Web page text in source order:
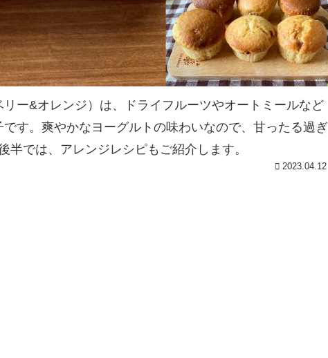
ー&オレンジ）は、ドライフルーツやオートミールなど
す。爽やかなヨーグルトの味わいなので、甘ったる過ぎ
では、アレンジレシピもご紹介します。
2023.04.12